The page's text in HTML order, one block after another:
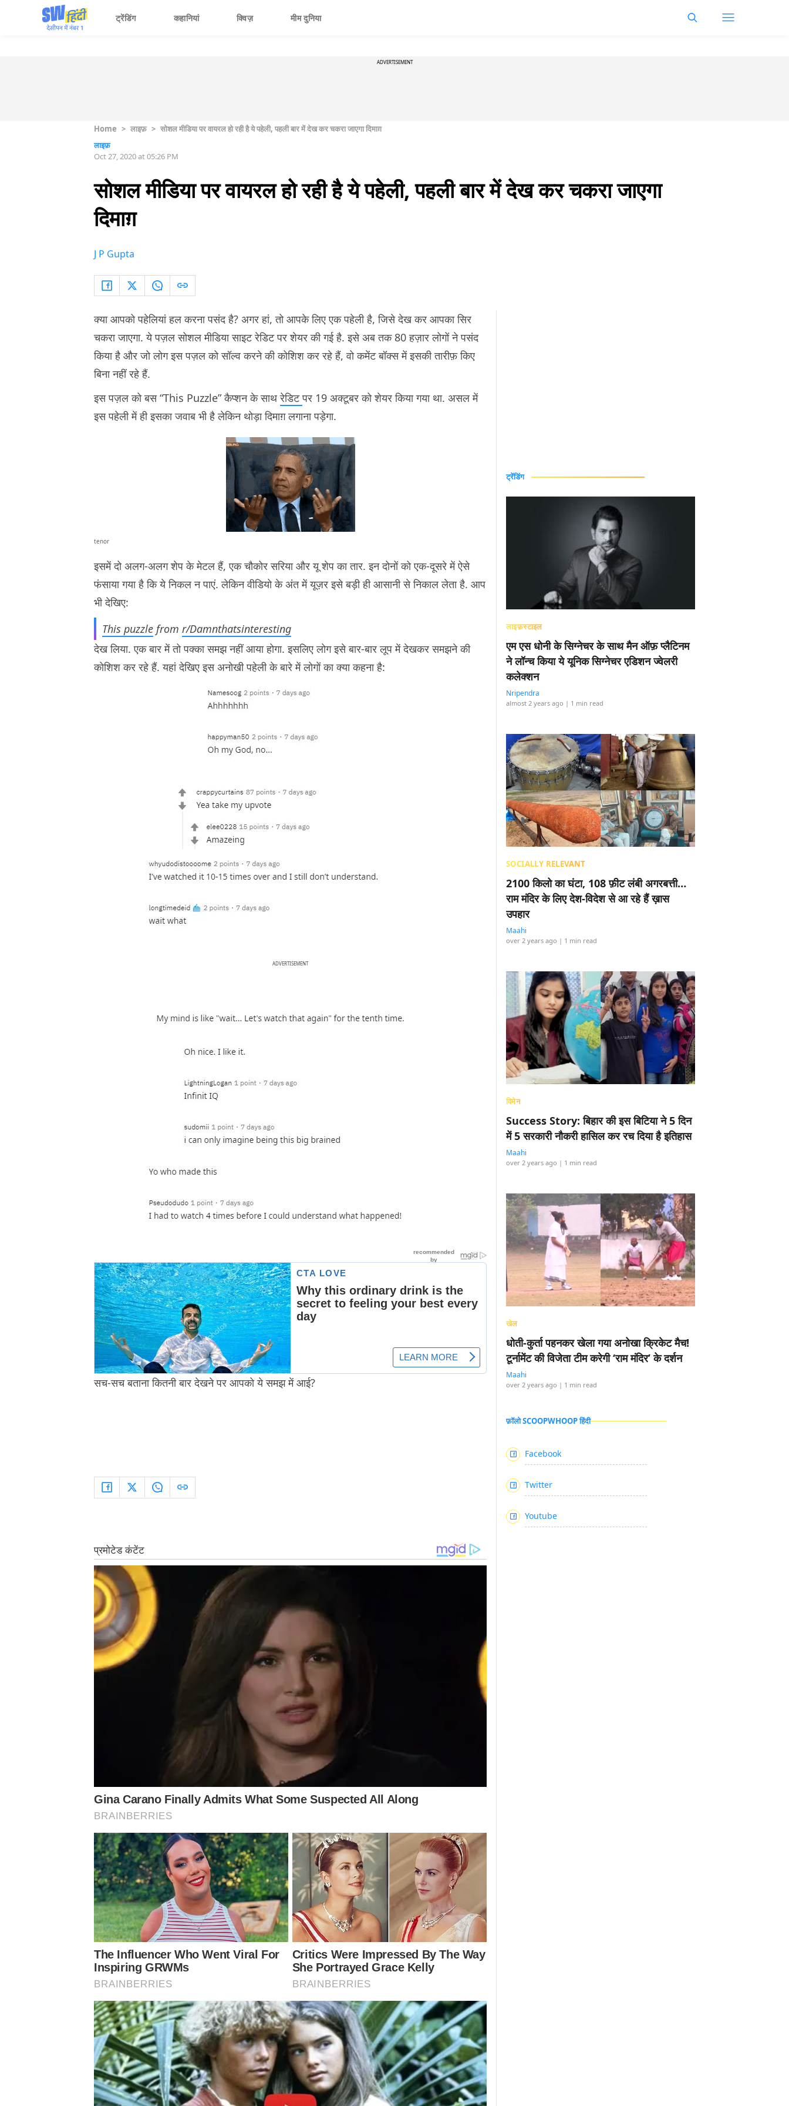
ट्रेंडिंग कहानियां क्विज़ मीम दुनिया
ADVERTISEMENT
Home > लाइफ़ > सोशल मीडिया पर वायरल हो रही है ये पहेली, पहली बार में देख कर चकरा जाएगा दिमाग़
लाइफ़
Oct 27, 2020 at 05:26 PM
सोशल मीडिया पर वायरल हो रही है ये पहेली, पहली बार में देख कर चकरा जाएगा
दिमाग़
J P Gupta
क्या आपको पहेलियां हल करना पसंद है? अगर हां, तो आपके लिए एक पहेली है, जिसे देख कर आपका सिर
चकरा जाएगा. ये पज़ल सोशल मीडिया साइट रेडिट पर शेयर की गई है. इसे अब तक 80 हज़ार लोगों ने पसंद
किया है और जो लोग इस पज़ल को सॉल्व करने की कोशिश कर रहे हैं, वो कमेंट बॉक्स में इसकी तारीफ़ किए
बिना नहीं रहे हैं.
इस पज़ल को बस “This Puzzle” कैप्शन के साथरेडिटपर 19 अक्टूबर को शेयर किया गया था. असल में
इस पहेली में ही इसका जवाब भी है लेकिन थोड़ा दिमाग़ लगाना पड़ेगा.
tenor
इसमें दो अलग-अलग शेप के मेटल हैं, एक चौकोर सरिया और यू शेप का तार. इन दोनों को एक-दूसरे में ऐसे
फंसाया गया है कि ये निकल न पाएं. लेकिन वीडियो के अंत में यूज़र इसे बड़ी ही आसानी से निकाल लेता है. आप
भी देखिए:
This puzzle from r/Damnthatsinteresting
देख लिया. एक बार में तो पक्का समझ नहीं आया होगा. इसलिए लोग इसे बार-बार लूप में देखकर समझने की
कोशिश कर रहे हैं. यहां देखिए इस अनोखी पहेली के बारे में लोगों का क्या कहना है:
ADVERTISEMENT
सच-सच बताना कितनी बार देखने पर आपको ये समझ में आई?
ट्रेंडिंग
लाइफ़स्टाइल
एम एस धोनी के सिग्नेचर के साथ मैन ऑफ़ प्लैटिनम
ने लॉन्च किया ये यूनिक सिग्नेचर एडिशन ज्वेलरी
कलेक्शन
Nripendra
almost 2 years ago | 1 min read
SOCIALLY RELEVANT
2100 किलो का घंटा, 108 फ़ीट लंबी अगरबत्ती…
राम मंदिर के लिए देश-विदेश से आ रहे हैं ख़ास
उपहार
Maahi
over 2 years ago | 1 min read
विमेन
Success Story: बिहार की इस बिटिया ने 5 दिन
में 5 सरकारी नौकरी हासिल कर रच दिया है इतिहास
Maahi
over 2 years ago | 1 min read
खेल
धोती-कुर्ता पहनकर खेला गया अनोखा क्रिकेट मैच!
टूर्नामेंट की विजेता टीम करेगी ‘राम मंदिर’ के दर्शन
Maahi
over 2 years ago | 1 min read
फ़ॉलो SCOOPWHOOP हिंदी
Facebook
Twitter
Youtube